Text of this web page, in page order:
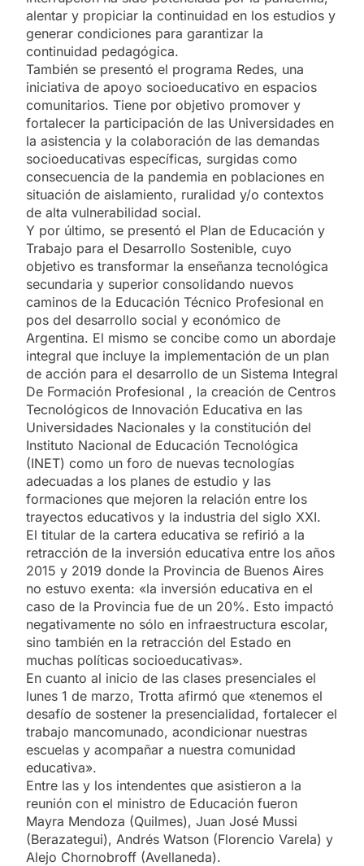
alentar y propiciar la continuidad en los estudios y
generar condiciones para garantizar la
continuidad pedagógica.
También se presentó el programa Redes, una
iniciativa de apoyo socioeducativo en espacios
comunitarios. Tiene por objetivo promover y
fortalecer la participación de las Universidades en
la asistencia y la colaboración de las demandas
socioeducativas específicas, surgidas como
consecuencia de la pandemia en poblaciones en
situación de aislamiento, ruralidad y/o contextos
de alta vulnerabilidad social.
Y por último, se presentó el Plan de Educación y
Trabajo para el Desarrollo Sostenible, cuyo
objetivo es transformar la enseñanza tecnológica
secundaria y superior consolidando nuevos
caminos de la Educación Técnico Profesional en
pos del desarrollo social y económico de
Argentina. El mismo se concibe como un abordaje
integral que incluye la implementación de un plan
de acción para el desarrollo de un Sistema Integral
De Formación Profesional , la creación de Centros
Tecnológicos de Innovación Educativa en las
Universidades Nacionales y la constitución del
Instituto Nacional de Educación Tecnológica
(INET) como un foro de nuevas tecnologías
adecuadas a los planes de estudio y las
formaciones que mejoren la relación entre los
trayectos educativos y la industria del siglo XXI.
El titular de la cartera educativa se refirió a la
retracción de la inversión educativa entre los años
2015 y 2019 donde la Provincia de Buenos Aires
no estuvo exenta: «la inversión educativa en el
caso de la Provincia fue de un 20%. Esto impactó
negativamente no sólo en infraestructura escolar,
sino también en la retracción del Estado en
muchas políticas socioeducativas».
En cuanto al inicio de las clases presenciales el
lunes 1 de marzo, Trotta afirmó que «tenemos el
desafío de sostener la presencialidad, fortalecer el
trabajo mancomunado, acondicionar nuestras
escuelas y acompañar a nuestra comunidad
educativa».
Entre las y los intendentes que asistieron a la
reunión con el ministro de Educación fueron
Mayra Mendoza (Quilmes), Juan José Mussi
(Berazategui), Andrés Watson (Florencio Varela) y
Alejo Chornobroff (Avellaneda).